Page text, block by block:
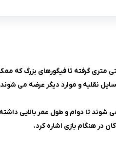
متری گرفته تا فیگورهای بزرگ که
نقلیه و موارد دیگر عرضه می‌
شوند تا دوام و طول عمر بالایی
در هنگام بازی اشاره کرد.